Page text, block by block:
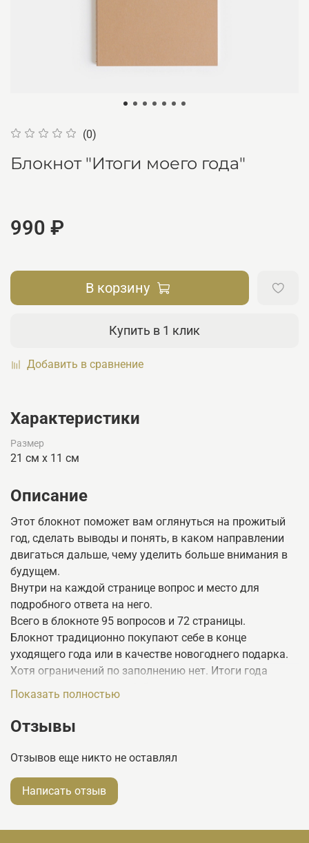
(0)
Блокнот "Итоги моего года"
990 ₽
В корзину
Купить в 1 клик
Добавить в сравнение
Характеристики
Размер
21 см х 11 см
Описание
Этот блокнот поможет вам оглянуться на прожитый
год, сделать выводы и понять, в каком направлении
двигаться дальше, чему уделить больше внимания в
будущем.
Внутри на каждой странице вопрос и место для
подробного ответа на него.
Всего в блокноте 95 вопросов и 72 страницы.
Блокнот традиционно покупают себе в конце
уходящего года или в качестве новогоднего подарка.
Хотя ограничений по заполнению нет. Итоги года
можно подводить в любой момент, когда есть
Например, в момент важных жизненных перемен или
Показать полностью
Отзывы
Отзывов еще никто не оставлял
Написать отзыв